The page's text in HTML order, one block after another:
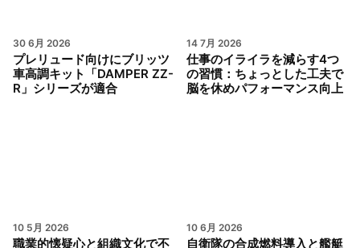
30 6月 2026
プレリュード向けにブリッツ
車高調キット「DAMPER ZZ-
R」シリーズが適合
14 7月 2026
仕事のイライラを減らす4つ
の習慣：ちょっとした工夫で
脳を休めパフォーマンス向上
10 5月 2026
職業的懐疑心と組織文化で不
10 6月 2026
自衛隊の合成燃料導入と艦艇